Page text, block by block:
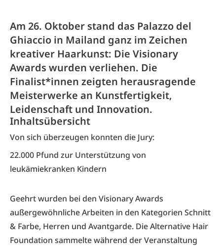
Am 26. Oktober stand das Palazzo del
Ghiaccio in Mailand ganz im Zeichen
kreativer Haarkunst: Die Visionary
Awards wurden verliehen. Die
Finalist*innen zeigten herausragende
Meisterwerke an Kunstfertigkeit,
Leidenschaft und Innovation.
Inhaltsübersicht
Von sich überzeugen konnten die Jury:
22.000 Pfund zur Unterstützung von
leukämiekranken Kindern
Geehrt wurden bei den Visionary Awards
außergewöhnliche Arbeiten in den Kategorien Schnitt
& Farbe, Herren und Avantgarde. Die Alternative Hair
Foundation sammelte während der Veranstaltung